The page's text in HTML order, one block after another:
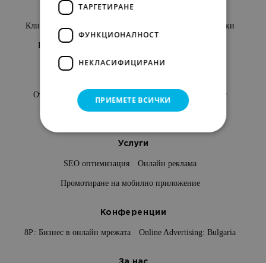
Netpeak
Клиенти и отзиви Нашите разработки
Контакти
Отворени позиции Предимства да работиш при нас
Безплатна академия за AI
Услуги
SEO оптимизация Онлайн реклама
Промотиране на мобилно приложение
Конференции
8Р: Бизнес в онлайн мрежата Online Advertising: Bulgaria
ТАРГЕТИРАНЕ
ФУНКЦИОНАЛНОСТ
НЕКЛАСИФИЦИРАНИ
ПРИЕМЕТЕ ВСИЧКИ